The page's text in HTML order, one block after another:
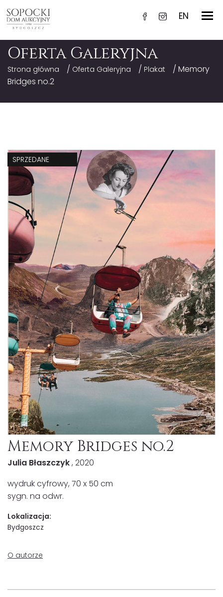
EN
Oferta Galeryjna
Strona główna / Oferta Galeryjna / Plakat
/ Memory
Bridges no.2
SPRZEDANE
Memory Bridges no.2
Julia Błaszczyk, 2020
wydruk cyfrowy, 70 x 50 cm
sygn. na odwr.
Lokalizacja:
Bydgoszcz
O autorze